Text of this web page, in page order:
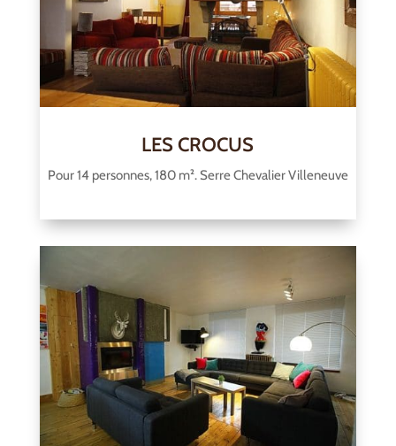
LES CROCUS
Pour 14 personnes, 180 m². Serre Chevalier Villeneuve